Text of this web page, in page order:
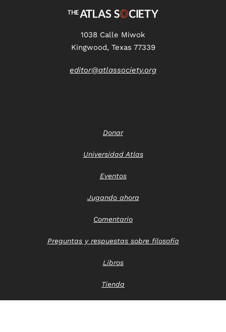
1038 Calle Miwok
Kingwood, Texas 77339
editor@atlassociety.org
Donar
Universidad Atlas
Eventos
Jugando ahora
Comentario
Preguntas y respuestas sobre filosofía
Libros
Tienda